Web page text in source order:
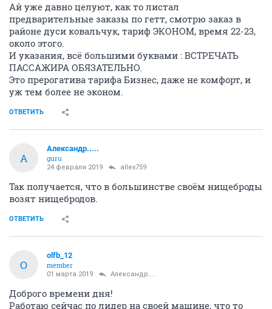
Ай уже давно целуют, как то листал
предварительные заказы по гетт, смотрю заказ в
районе дуси ковальчук, тариф ЭКОНОМ, время 22-23,
около этого.
И указания, всё большими буквами : ВСТРЕЧАТЬ
ПАССАЖИРА ОБЯЗАТЕЛЬНО.
Это прерогатива тарифа Бизнес, даже не комфорт, и
уж тем более не эконом.
ОТВЕТИТЬ
А
Александр.....
guru
24 февраля 2019 allex759
Так получается, что в большинстве своём нищеброды
возят нищебродов.
ОТВЕТИТЬ
O
olfb_12
member
01 марта 2019 Александр.....
Доброго времени дня!
Работаю сейчас по лидер на своей машине, что то